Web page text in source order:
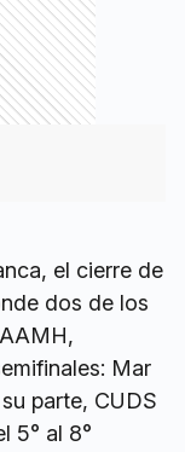
el cierre de
dos de los
Mar
parte, CUDS
5° al 8°